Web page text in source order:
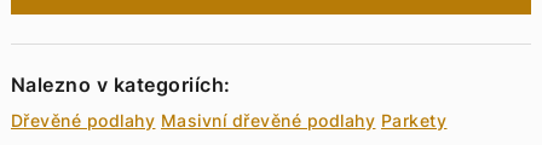
Nalezno v kategoriích:
Dřevěné podlahy Masivní dřevěné podlahy Parkety